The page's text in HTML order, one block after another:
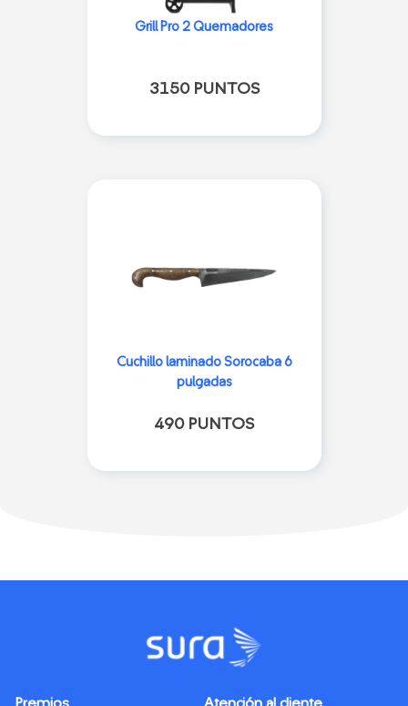
Grill Pro 2 Quemadores
3150 PUNTOS
Cuchillo laminado Sorocaba 6
pulgadas
490 PUNTOS